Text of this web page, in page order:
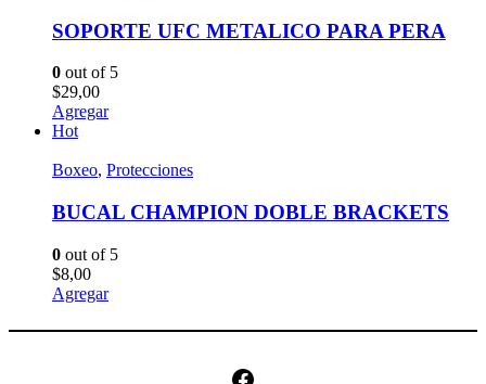
SOPORTE UFC METALICO PARA PERA
0 out of 5
$29,00
Agregar
Hot
Boxeo, Protecciones
BUCAL CHAMPION DOBLE BRACKETS
0 out of 5
$8,00
Agregar
Facebook